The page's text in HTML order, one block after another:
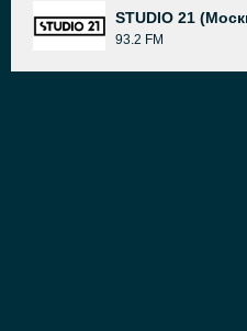
STUDIO 21
93.2 FM